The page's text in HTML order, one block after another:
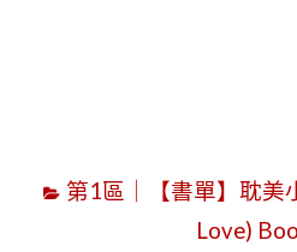
第1區｜【書單】耽美
Love)